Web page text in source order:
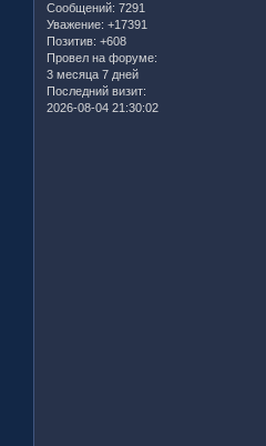
Сообщений: 7291
Уважение: +17391
Позитив: +608
Провел на форуме:
3 месяца 7 дней
Последний визит:
2026-08-04 21:30:02